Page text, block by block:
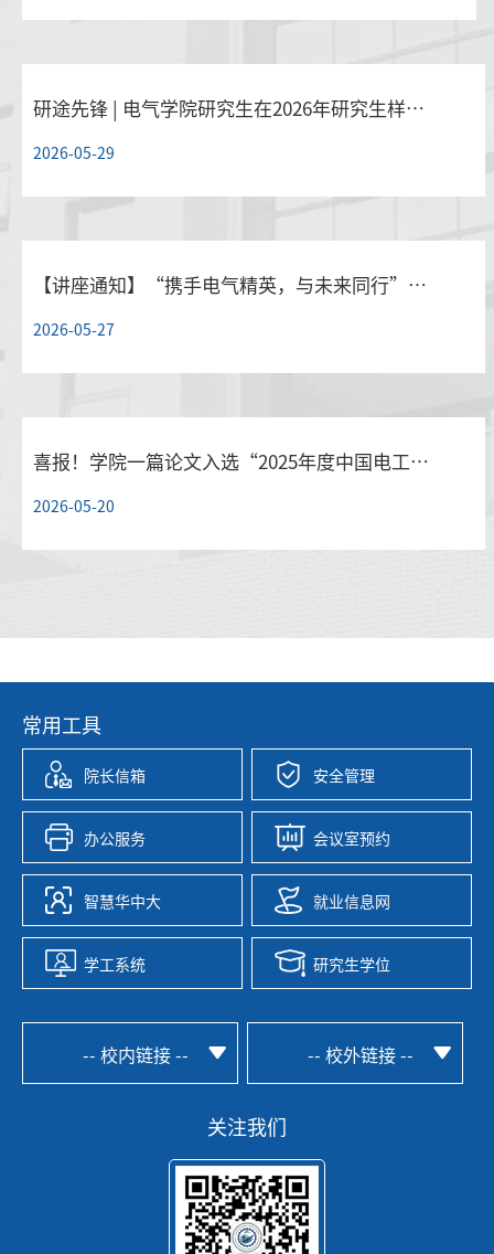
研途先锋 | 电气学院研究生在2026年研究生样板党支部、…
2026-05-29
【讲座通知】“携手电气精英，与未来同行”系列讲座第62…
2026-05-27
喜报！学院一篇论文入选“2025年度中国电工技术学会博士…
2026-05-20
常用工具
院长信箱 安全管理
办公服务 会议室预约
智慧华中大 就业信息网
学工系统 研究生学位
-- 校内链接 -- -- 校外链接 --
关注我们